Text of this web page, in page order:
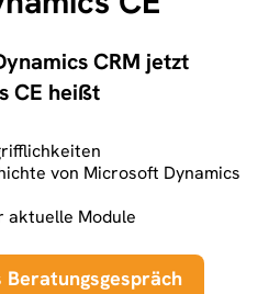
CRM jetzt
CE heißt
von Microsoft Dynamics
aktuelle Module